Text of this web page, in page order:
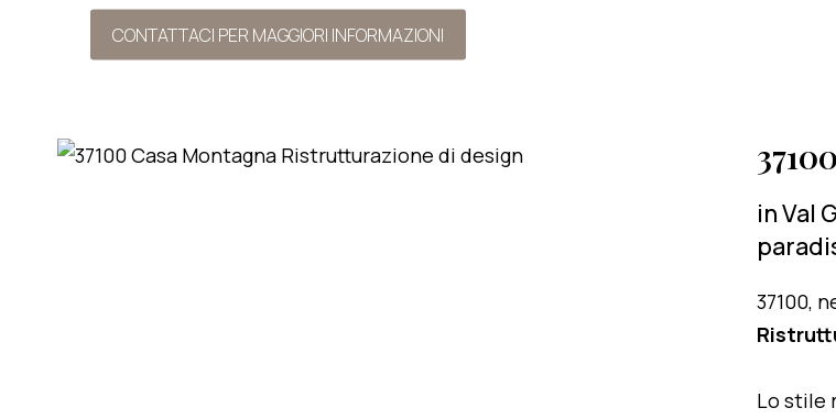
CONTATTACI PER MAGGIORI INFORMAZIONI
in Val
37100,
Lo stile